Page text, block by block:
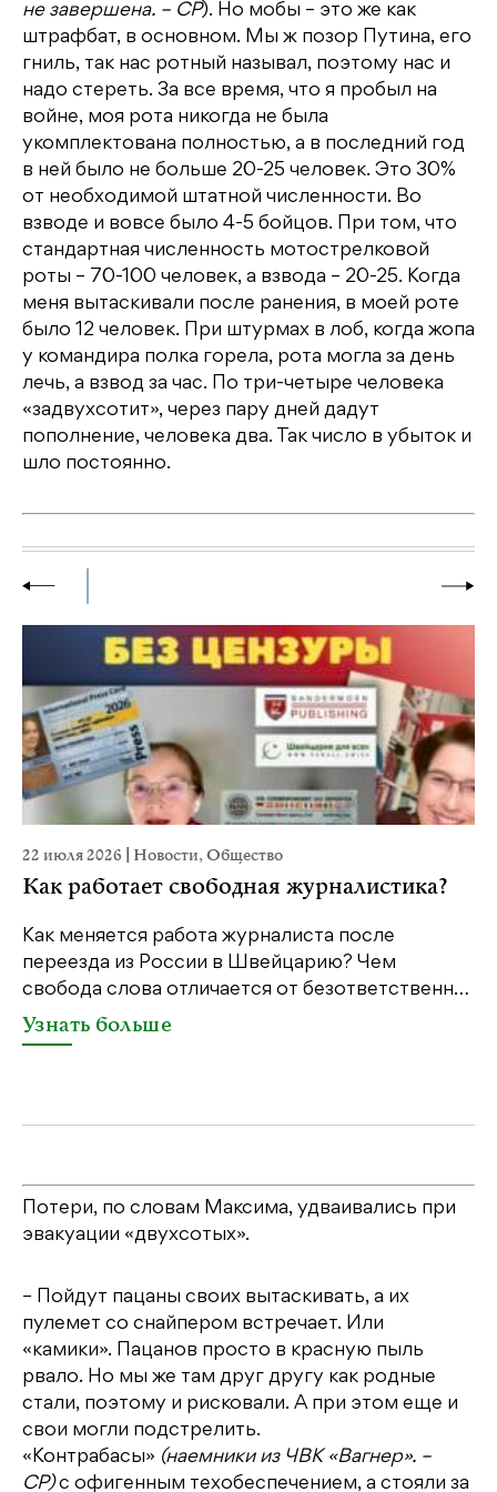
не завершена. – СР). Но мобы – это же как
штрафбат, в основном. Мы ж позор Путина, его
гниль, так нас ротный называл, поэтому нас и
надо стереть. За все время, что я пробыл на
войне, моя рота никогда не была
укомплектована полностью, а в последний год
в ней было не больше 20-25 человек. Это 30%
от необходимой штатной численности. Во
взводе и вовсе было 4-5 бойцов. При том, что
стандартная численность мотострелковой
роты – 70-100 человек, а взвода – 20-25. Когда
меня вытаскивали после ранения, в моей роте
было 12 человек. При штурмах в лоб, когда жопа
у командира полка горела, рота могла за день
лечь, а взвод за час. По три-четыре человека
«задвухсотит», через пару дней дадут
пополнение, человека два. Так число в убыток и
шло постоянно.
22 июля 2026 Новости,Общество
Как работает свободная журналистика?
Как меняется работа журналиста после
переезда из России в Швейцарию? Чем
свобода слова отличается от безответственн…
Узнать больше
Потери, по словам Максима, удваивались при
эвакуации «двухсотых».
– Пойдут пацаны своих вытаскивать, а их
пулемет со снайпером встречает. Или
«камики». Пацанов просто в красную пыль
рвало. Но мы же там друг другу как родные
стали, поэтому и рисковали. А при этом еще и
свои могли подстрелить.
«Контрабасы» (наемники из ЧВК «Вагнер». –
СР)с офигенным техобеспечением, а стояли за